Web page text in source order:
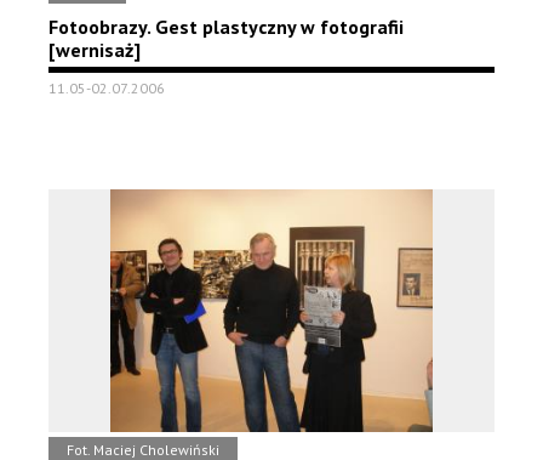
Fotoobrazy. Gest plastyczny w fotografii
[wernisaż]
11.05-02.07.2006
Fot. Maciej Cholewiński